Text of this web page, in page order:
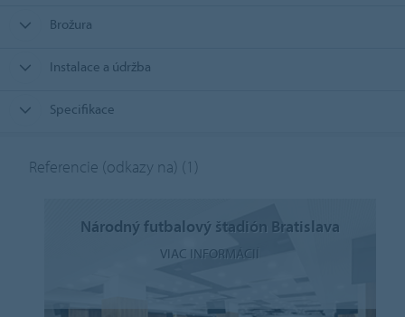
Brožura
Instalace a údržba
Specifikace
Referencie (odkazy na) (1)
Národný futbalový štadión Bratislava
VIAC INFORMÁCIÍ